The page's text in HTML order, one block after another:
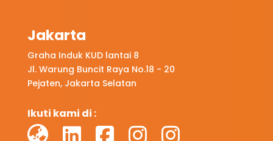
Jakarta
Graha Induk KUD lantai 8
Jl. Warung Buncit Raya No.18 - 20
Pejaten, Jakarta Selatan
Ikuti kami di :